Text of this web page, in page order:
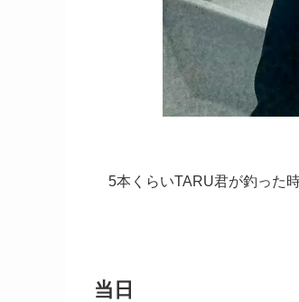
5本くらいTARU君が釣った
当日